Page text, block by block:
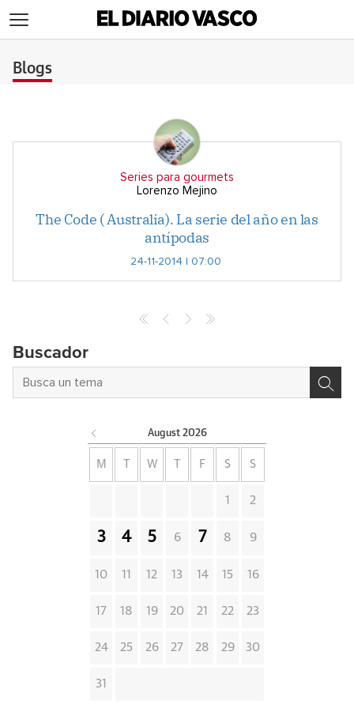
Blogs
Series para gourmets
Lorenzo Mejino
The Code ( Australia). La serie del año en las
antípodas
24-11-2014 | 07:00
Buscador
August 2026
M W F S S
1 2
3 4 5 6 7 8 9
10 11 12 13 14 15 16
17 18 19 20 21 22 23
24 25 26 27 28 29 30
31